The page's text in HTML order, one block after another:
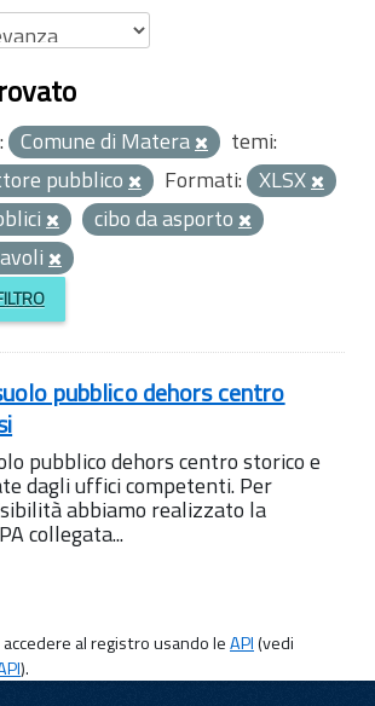
Comune di Matera
temi:
pubblico
Formati: XLSX
cibo da asporto
pubblico dehors centro
pubblico dehors centro storico e
dagli uffici competenti. Per
abbiamo realizzato la
collegata...
al registro usando leAPI(vedi
).